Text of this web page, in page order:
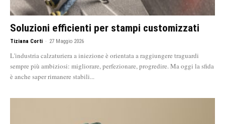
Soluzioni efficienti per stampi customizzati
Tiziana Corti - 27 Maggio 2026
L'industria calzaturiera a iniezione è orientata a raggiungere traguardi
sempre più ambiziosi: migliorare, perfezionare, progredire. Ma oggi la sfida
è anche saper rimanere stabili...